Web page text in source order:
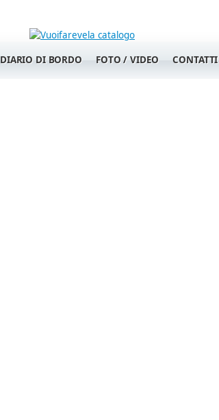
DIARIO DI BORDO FOTO / VIDEO CONTATTI